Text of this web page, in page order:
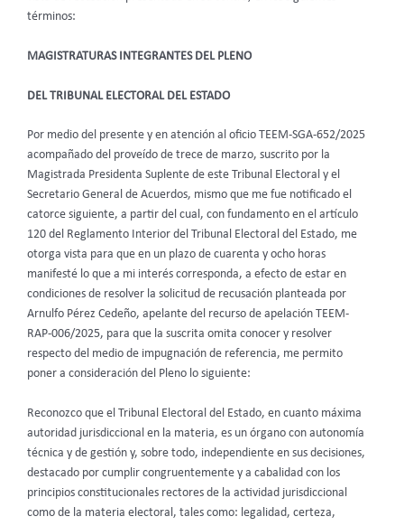
términos:
MAGISTRATURAS INTEGRANTES DEL PLENO
DEL TRIBUNAL ELECTORAL DEL ESTADO
Por medio del presente y en atención al oficio TEEM-SGA-652/2025
acompañado del proveído de trece de marzo, suscrito por la
Magistrada Presidenta Suplente de este Tribunal Electoral y el
Secretario General de Acuerdos, mismo que me fue notificado el
catorce siguiente, a partir del cual, con fundamento en el artículo
120 del Reglamento Interior del Tribunal Electoral del Estado, me
otorga vista para que en un plazo de cuarenta y ocho horas
manifesté lo que a mi interés corresponda, a efecto de estar en
condiciones de resolver la solicitud de recusación planteada por
Arnulfo Pérez Cedeño, apelante del recurso de apelación TEEM-
RAP-006/2025, para que la suscrita omita conocer y resolver
respecto del medio de impugnación de referencia, me permito
poner a consideración del Pleno lo siguiente:
Reconozco que el Tribunal Electoral del Estado, en cuanto máxima
autoridad jurisdiccional en la materia, es un órgano con autonomía
técnica y de gestión y, sobre todo, independiente en sus decisiones,
destacado por cumplir congruentemente y a cabalidad con los
principios constitucionales rectores de la actividad jurisdiccional
como de la materia electoral, tales como: legalidad, certeza,